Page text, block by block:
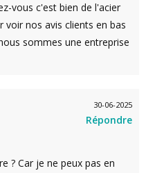
vous c'est bien de l'acier
voir nos avis clients en bas
sommes une entreprise
30-06-2025
Répondre
? Car je ne peux pas en